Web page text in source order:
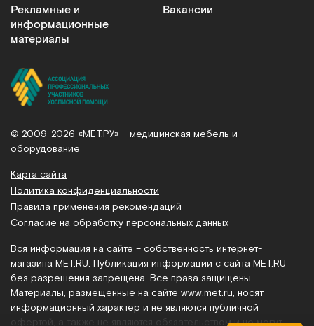
Рекламные и
информационные
материалы
Вакансии
© 2009-2026 «МЕТ.РУ» – медицинская мебель и
оборудование
Карта сайта
Политика конфиденциальности
Правила применения рекомендаций
Согласие на обработку персональных данных
Вся информация на сайте – собственность интернет-
магазина MET.RU. Публикация информации с сайта MET.RU
без разрешения запрещена. Все права защищены.
Материалы, размещенные на сайте www.met.ru , носят
информационный характер и не являются публичной
офертой, а также не являются обязательством и не могут